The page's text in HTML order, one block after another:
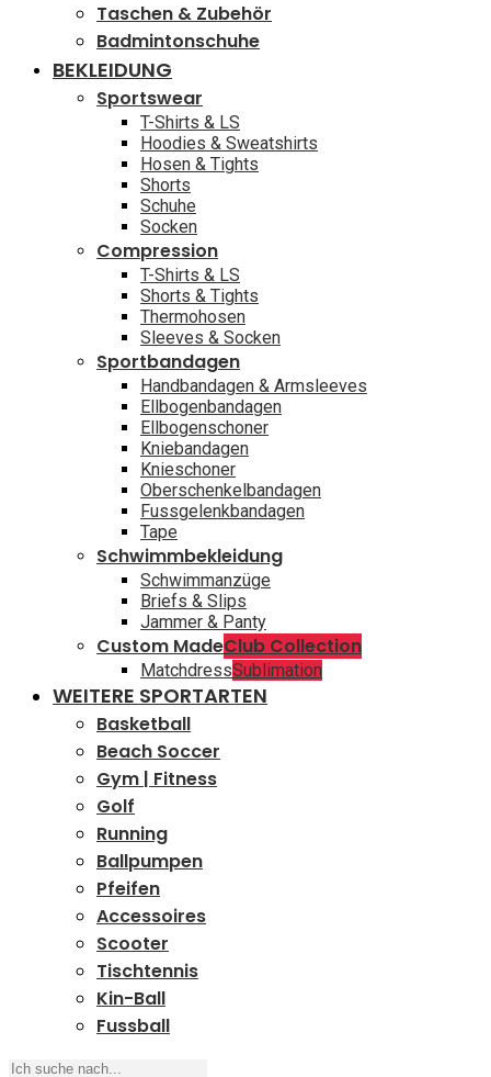
Taschen & Zubehör
Badmintonschuhe
BEKLEIDUNG
Sportswear
T-Shirts & LS
Hoodies & Sweatshirts
Hosen & Tights
Shorts
Schuhe
Socken
Compression
T-Shirts & LS
Shorts & Tights
Thermohosen
Sleeves & Socken
Sportbandagen
Handbandagen & Armsleeves
Ellbogenbandagen
Ellbogenschoner
Kniebandagen
Knieschoner
Oberschenkelbandagen
Fussgelenkbandagen
Tape
Schwimmbekleidung
Schwimmanzüge
Briefs & Slips
Jammer & Panty
Custom MadeClub Collection
MatchdressSublimation
WEITERE SPORTARTEN
Basketball
Beach Soccer
Gym | Fitness
Golf
Running
Ballpumpen
Pfeifen
Accessoires
Scooter
Tischtennis
Kin-Ball
Fussball